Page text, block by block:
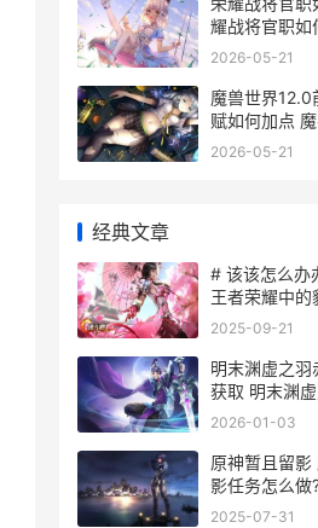
耀战将官职如
2026-05-21
魔兽世界12.0
赋如何加点
前夕任务在哪接
2026-05-21
经典文章
# 该该怎么办
王者荣耀中的
2025-09-21
明末渊虚之羽
获取 明末渊
搭配
2026-01-03
原神暂且留影
影任务怎么做
2025-07-31